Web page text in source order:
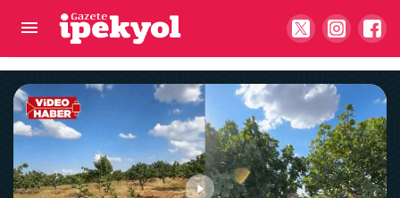
Şanlıurfa’da spot pazarında gerginlik! Yaralı var